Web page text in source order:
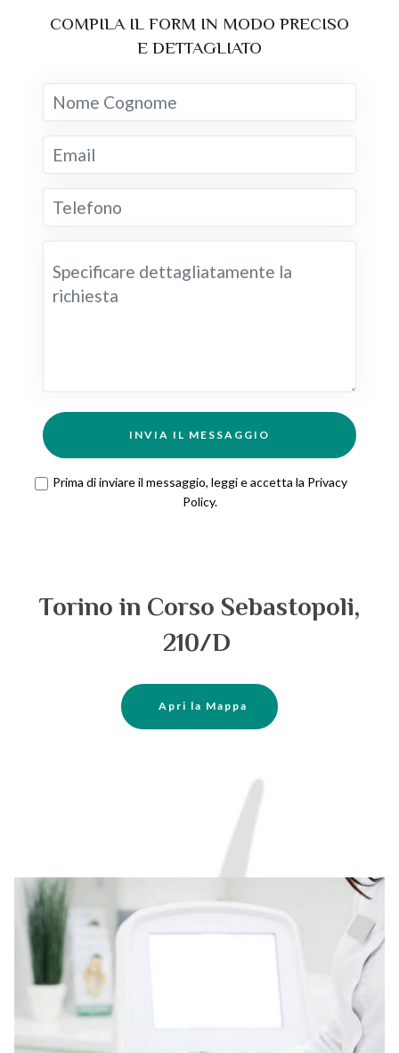
COMPILA IL FORM IN MODO PRECISO
E DETTAGLIATO
INVIA IL MESSAGGIO
Prima di inviare il messaggio, leggi e accetta la Privacy
Policy.
Torino in Corso Sebastopoli,
210/D
Apri la Mappa